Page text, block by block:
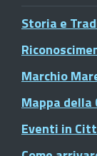
Storia e
Marchio
Mappa della
Eventi in